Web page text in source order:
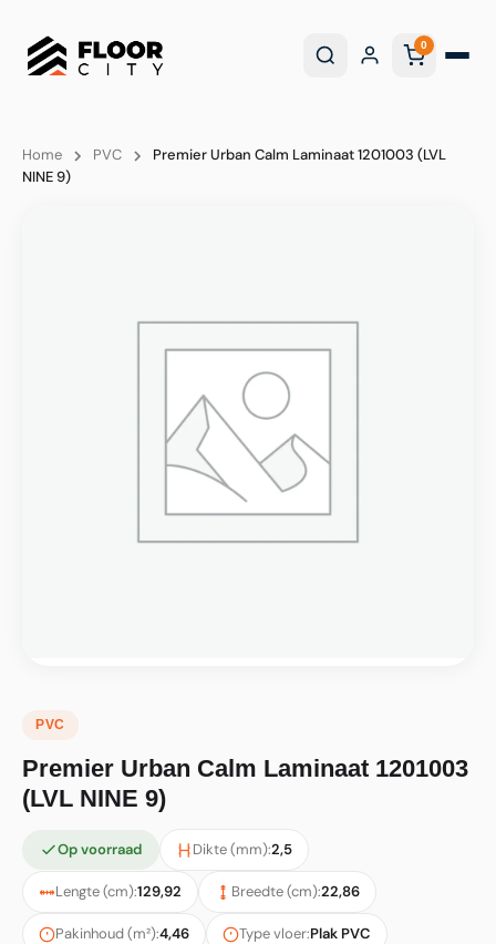
0
Home PVC
Premier Urban Calm Laminaat 1201003 (LVL
NINE 9)
PVC
Premier Urban Calm Laminaat 1201003
(LVL NINE 9)
Op voorraad Dikte (mm):2,5
Lengte (cm):129,92 Breedte (cm):22,86
Pakinhoud (m²):4,46 Type vloer:Plak PVC